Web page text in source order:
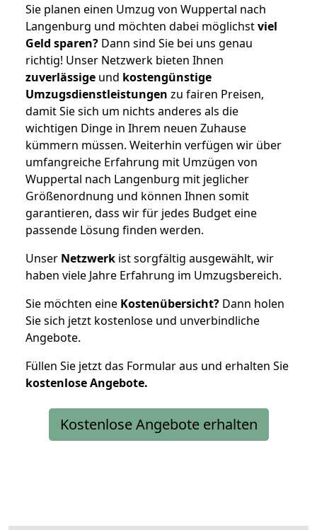
Sie planen einen Umzug von Wuppertal nach
Langenburg und möchten dabei möglichstviel
Geld sparen? Dann sind Sie bei uns genau
richtig! Unser Netzwerk bieten Ihnen
zuverlässige und kostengünstige
Umzugsdienstleistungen zu fairen Preisen,
damit Sie sich um nichts anderes als die
wichtigen Dinge in Ihrem neuen Zuhause
kümmern müssen. Weiterhin verfügen wir über
umfangreiche Erfahrung mit Umzügen von
Wuppertal nach Langenburg mit jeglicher
Größenordnung und können Ihnen somit
garantieren, dass wir für jedes Budget eine
passende Lösung finden werden.
Unser Netzwerk ist sorgfältig ausgewählt, wir
haben viele Jahre Erfahrung im Umzugsbereich.
Sie möchten eine Kostenübersicht? Dann holen
Sie sich jetzt kostenlose und unverbindliche
Angebote.
Füllen Sie jetzt das Formular aus und erhalten Sie
kostenloseAngebote.
Kostenlose Angebote erhalten